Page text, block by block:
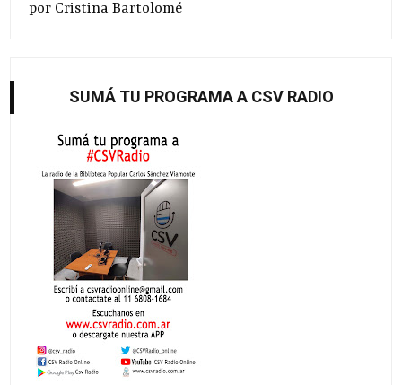
por Cristina Bartolomé
SUMÁ TU PROGRAMA A CSV RADIO